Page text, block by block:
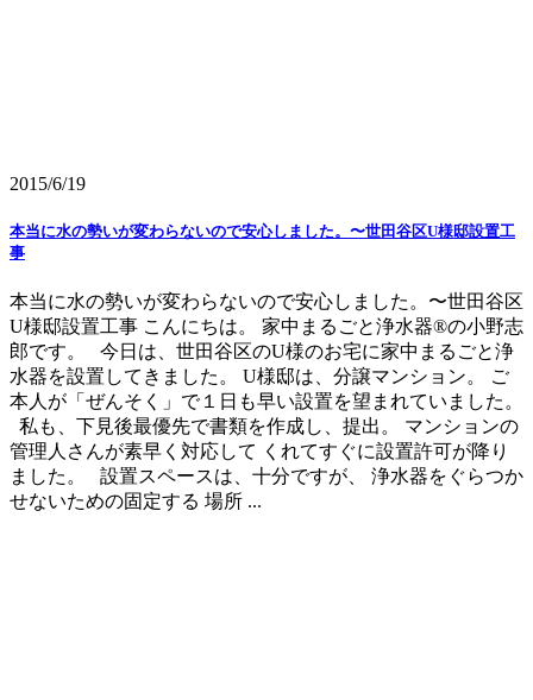
2015/6/19
本当に水の勢いが変わらないので安心しました。〜世田谷区U様邸設置工
事
本当に水の勢いが変わらないので安心しました。〜世田谷区
U様邸設置工事 こんにちは。 家中まるごと浄水器®の小野志
郎です。 今日は、世田谷区のU様のお宅に家中まるごと浄
水器を設置してきました。 U様邸は、分譲マンション。 ご
本人が「ぜんそく」で１日も早い設置を望まれていました。
私も、下見後最優先で書類を作成し、提出。 マンションの
管理人さんが素早く対応して くれてすぐに設置許可が降り
ました。 設置スペースは、十分ですが、 浄水器をぐらつか
せないための固定する 場所 ...